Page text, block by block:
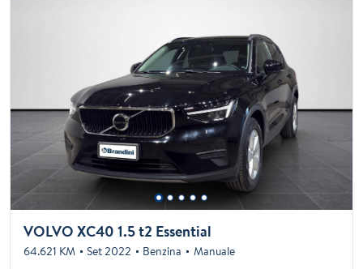
VOLVO XC40 1.5 t2 Essential
64.621 KM Set 2022 Benzina Manuale